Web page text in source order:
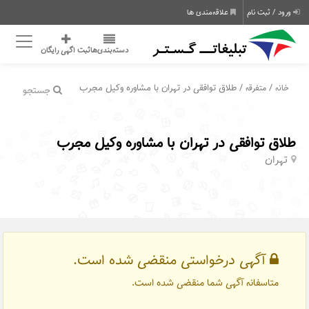
ورود / ثبت نام علاقه‌مندی ها
دسته‌بندی‌هاثبت اگهی رایگان
جستجو خانه /متفرقه / طلاق توافقی در تهران با مشاوره وکیل مجرب
طلاق توافقی در تهران با مشاوره وکیل مجرب
تهران
آگهی درخواستی منقضی شده است.
متاسفانه آگهی شما منقضی شده است.